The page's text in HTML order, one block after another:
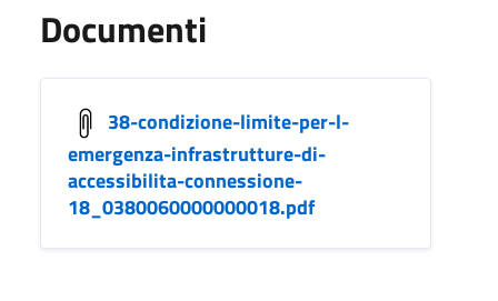
Documenti
38-condizione-limite-per-l-
emergenza-infrastrutture-di-
accessibilita-connessione-
18_0380060000000018.pdf